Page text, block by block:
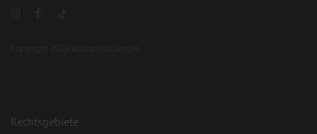
Rechtsgebiete